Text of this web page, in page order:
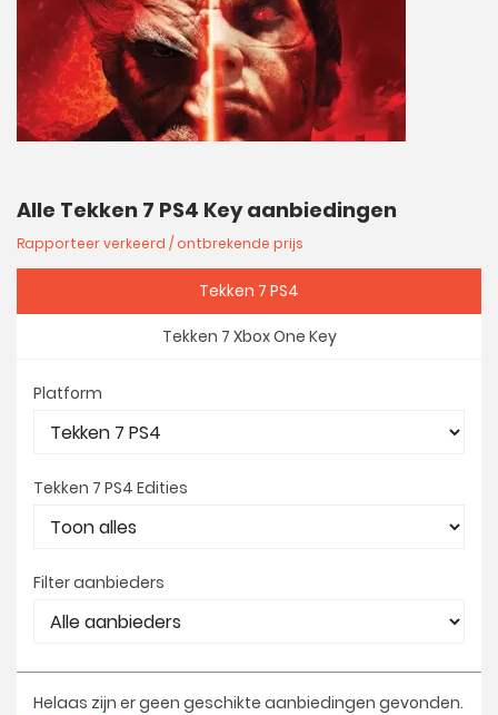
Alle Tekken 7 PS4 Key aanbiedingen
Rapporteer verkeerd / ontbrekende prijs
Tekken 7 PS4
Tekken 7 Xbox One Key
Platform
Tekken 7 PS4 Edities
Filter aanbieders
Helaas zijn er geen geschikte aanbiedingen gevonden.